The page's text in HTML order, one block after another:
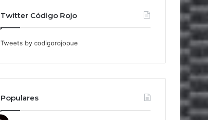
Twitter Código Rojo
Tweets by codigorojopue
Populares